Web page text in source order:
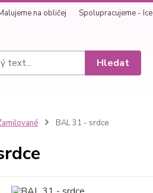
na obličej Spolupracujeme -
Hledat
BAL 31 - srdce